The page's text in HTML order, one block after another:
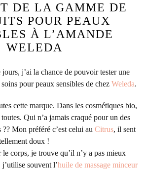
DE LA GAMME DE
POUR PEAUX
À L’AMANDE
WELEDA
j’ai la chance de pouvoir tester une
pour peaux sensibles de chez Weleda.
cette marque. Dans les cosmétiques bio,
Qui n’a jamais craqué pour un des
?? Mon préféré c’est celui au Citrus, il sent
doux !
corps, je trouve qu’il n’y a pas mieux
souvent l’huile de massage minceur